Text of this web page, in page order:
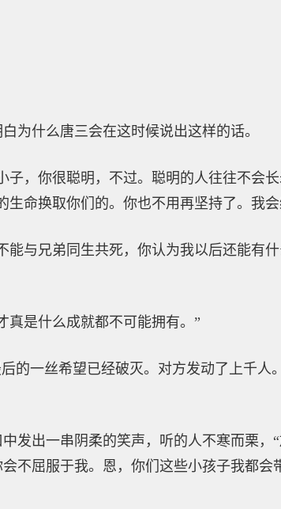
为什么唐三会在这时候说出这样的话。
子，你很聪明，不过。聪明的人往往不会
生命换取你们的。你也不用再坚持了。我
能与兄弟同生共死，你认为我以后还能有
真是什么成就都不可能拥有。”
的一丝希望已经破灭。对方发动了上千人
发出一串阴柔的笑声，听的人不寒而栗，
不屈服于我。恩，你们这些小孩子我都